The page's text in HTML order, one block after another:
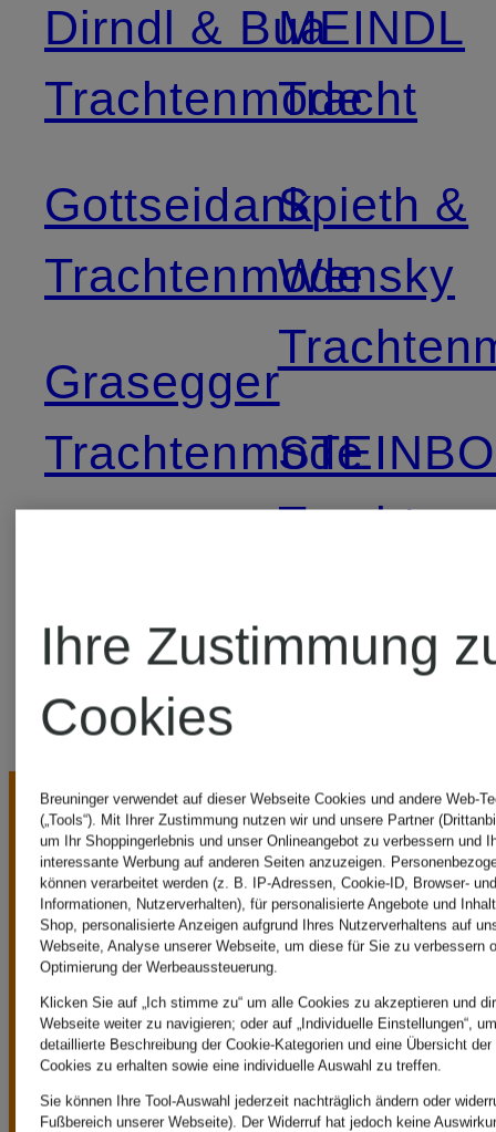
Dirndl & Bua
Trachtenmode
Gottseidank
Trachtenmode
Grasegger
Trachtenmode
Tracht
MEINDL
Tracht
Spieth &
Wensky
UNSERE
VORTEILE
Ihre Zustimmung
Cookies
Breuninger verwendet auf dieser Webseite Cookies und andere Web-
(„Tools“). Mit Ihrer Zustimmung nutzen wir und unsere Partner
um Ihr Shoppingerlebnis und unser Onlineangebot zu verbessern und
interessante Werbung auf anderen Seiten anzuzeigen.
können verarbeitet werden (z. B. IP-Adressen, Cookie-ID, Browser-
Informationen, Nutzerverhalten), für personalisierte Angebote und
Shop, personalisierte Anzeigen aufgrund Ihres Nutzerverhaltens auf
Webseite, Analyse unserer Webseite, um diese für Sie zu verbessern
Optimierung der Werbeaussteuerung.
Klicken Sie auf „Ich stimme zu“ um alle Cookies zu akzeptieren und
Webseite weiter zu navigieren; oder auf „Individuelle Einstellungen“,
detaillierte Beschreibung der Cookie-Kategorien und eine Übersicht
Cookies zu erhalten sowie eine individuelle Auswahl zu treffen.
Sie können Ihre Tool-Auswahl jederzeit nachträglich ändern oder
Fußbereich unserer Webseite). Der Widerruf hat jedoch keine